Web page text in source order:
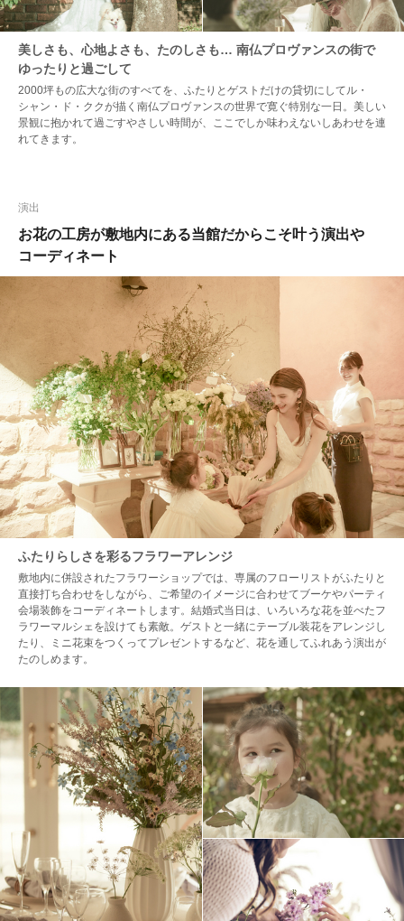
美しさも、心地よさも、たのしさも… 南仏プロヴァンスの街で
ゆったりと過ごして
2000坪もの広大な街のすべてを、ふたりとゲストだけの貸切にしてル・
シャン・ド・ククが描く南仏プロヴァンスの世界で寛ぐ特別な一日。美しい
景観に抱かれて過ごすやさしい時間が、ここでしか味わえないしあわせを連
れてきます。
お花の工房が敷地内にある当館だからこそ叶う演出や
コーディネート
演出
ふたりらしさを彩るフラワーアレンジ
敷地内に併設されたフラワーショップでは、専属のフローリストがふたりと
直接打ち合わせをしながら、ご希望のイメージに合わせてブーケやパーティ
会場装飾をコーディネートします。結婚式当日は、いろいろな花を並べたフ
ラワーマルシェを設けても素敵。ゲストと一緒にテーブル装花をアレンジし
たり、ミニ花束をつくってプレゼントするなど、花を通してふれあう演出が
たのしめます。